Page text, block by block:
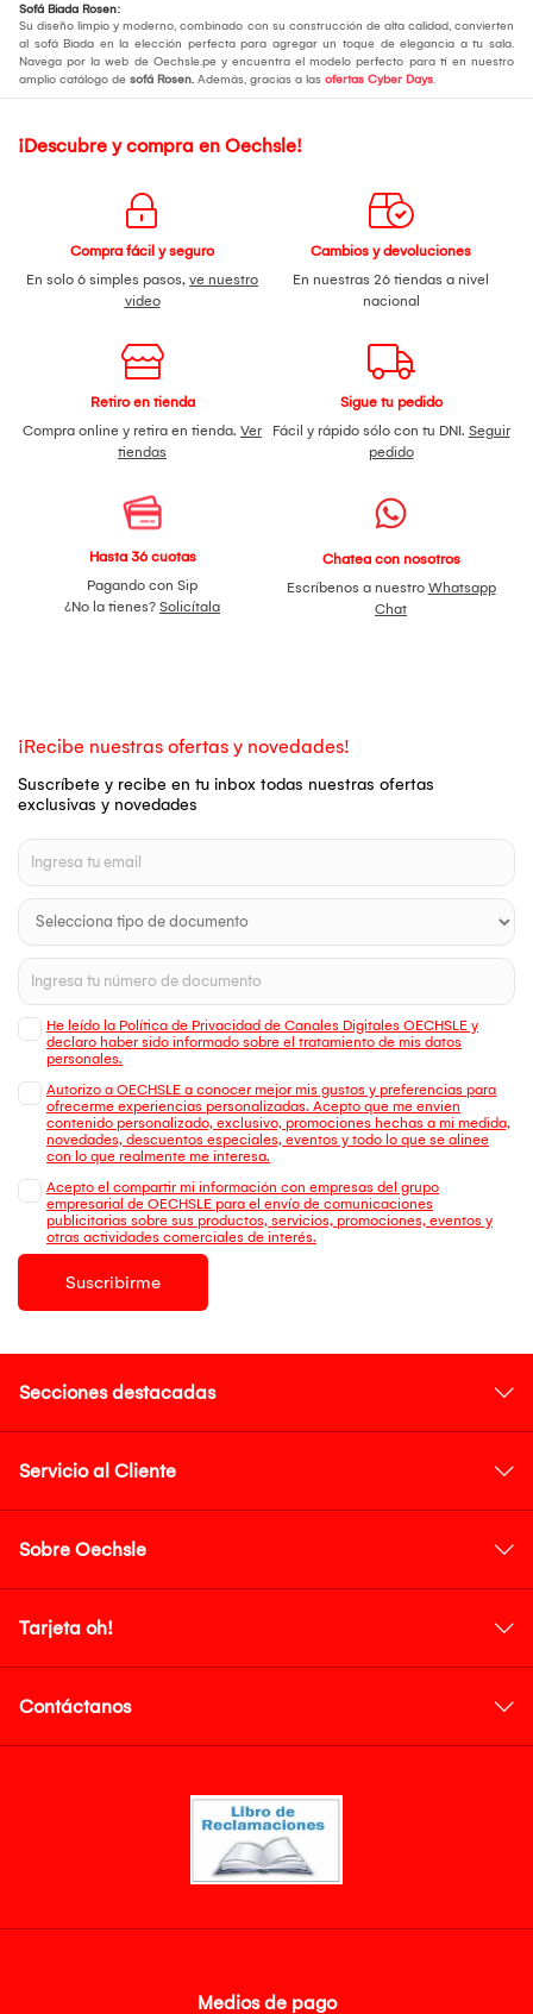
Sofá Biada Rosen:
Su diseño limpio y moderno, combinado con su construcción de alta calidad, convierten
al sofá Biada en la elección perfecta para agregar un toque de elegancia a tu sala.
Navega por la web de Oechsle.pe y encuentra el modelo perfecto para ti en nuestro
amplio catálogo de sofá Rosen. Además, gracias a las ofertas Cyber Days.
¡Descubre y compra en Oechsle!
Compra fácil y seguro
En solo 6 simples pasos, ve nuestro
video
Cambios y devoluciones
En nuestras 26 tiendas a nivel
nacional
Retiro en tienda
Compra online y retira en tienda. Ver
tiendas
Sigue tu pedido
Fácil y rápido sólo con tu DNI. Seguir
pedido
Hasta 36 cuotas
Pagando con Sip
¿No la tienes? Solicítala
Chatea con nosotros
Escríbenos a nuestro Whatsapp
Chat
¡Recibe nuestras ofertas y novedades!
Suscríbete y recibe en tu inbox todas nuestras ofertas
exclusivas y novedades
He leído la Política de Privacidad de Canales Digitales OECHSLE y
declaro haber sido informado sobre el tratamiento de mis datos
personales.
Autorizo a OECHSLE a conocer mejor mis gustos y preferencias para
ofrecerme experiencias personalizadas. Acepto que me envien
contenido personalizado, exclusivo, promociones hechas a mi medida,
novedades, descuentos especiales, eventos y todo lo que se alinee
con lo que realmente me interesa.
Acepto el compartir mi información con empresas del grupo
empresarial de OECHSLE para el envío de comunicaciones
publicitarias sobre sus productos, servicios, promociones, eventos y
otras actividades comerciales de interés.
Suscribirme
Secciones destacadas
Servicio al Cliente
Sobre Oechsle
Tarjeta oh!
Contáctanos
Medios de pago